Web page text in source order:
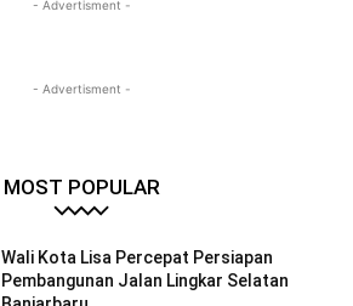
- Advertisment -
- Advertisment -
MOST POPULAR
Wali Kota Lisa Percepat Persiapan
Pembangunan Jalan Lingkar Selatan